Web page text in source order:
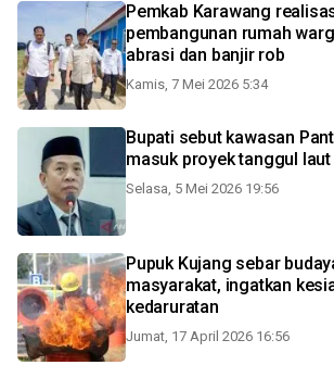
Pemkab Karawang
pembangunan rumah
abrasi dan banjir rob
Kamis, 7 Mei 2026 5:34
Bupati sebut kawasan
masuk proyek tanggul
Selasa, 5 Mei 2026 19:56
Pupuk Kujang sebar
masyarakat, ingatkan
kedaruratan
Jumat, 17 April 2026 16:56